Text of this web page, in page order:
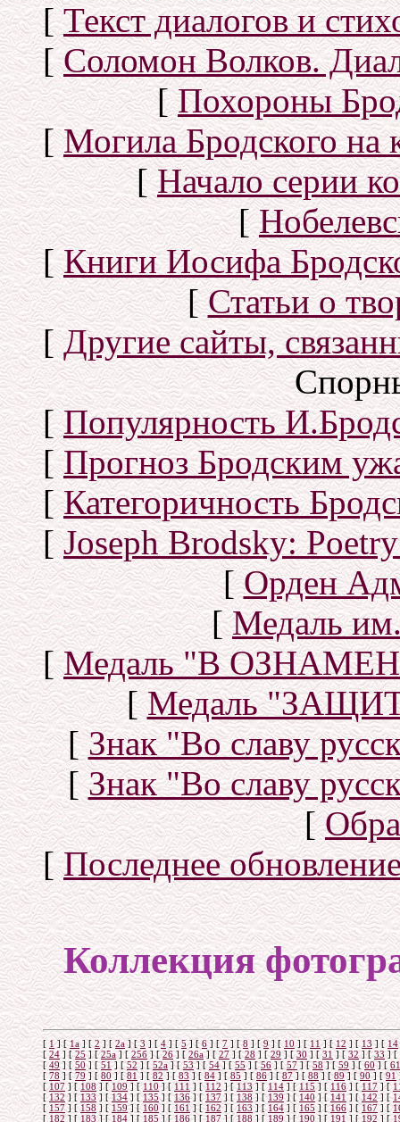
[Текст диалогов и
[Соломон Волков.
[Похороны
[Могила Бродского
[Начало серии
[
[Книги Иосифа
[Статьи о
[Другие сайты,
[Популярность
[Прогноз Бродским
[Категоричность
[Joseph Brodsky:
[Орден
[Медаль
[Медаль "В
[Медаль
[Знак "Во славу
[Знак "Во славу
[
[Последнее
Коллекция
[ 1] [1а ] [ 2] [ 2а] [3 ] [ 4] [ 5] [6] [7 ] [8 ] [9] [ 10 ] [11] [12 ] [ 13 ] [14
[24 ] [25] [25а] [ 25б ] [26] [ 26a] [27 ] [28 ] [29 ] [30] [ 31 ] [ 32 ] [33] [
[ 49] [50] [51] [52 ] [ 52а ] [ 53] [54] [55] [56 ] [ 57] [58 ] [ 59 ] [ 60] [ 61
[78] [79 ] [ 80] [81] [ 82 ] [ 83] [84 ] [ 85 ] [86] [ 87] [ 88] [89] [90] [ 91
[107 ] [ 108] [ 109 ] [110] [ 111 ] [112 ] [ 113] [ 114 ] [115] [ 116 ] [117 ] [
[132] [133] [134] [ 135] [ 136] [ 137 ] [ 138] [139] [140] [ 141 ] [142] [
[ 157] [158 ] [159] [ 160] [ 161 ] [162] [163] [164 ] [ 165] [166] [167] [
[ 182 ] [ 183 ] [ 184 ] [ 185 ] [186] [187] [188 ] [ 189] [ 190] [ 191 ] [ 192 ] [